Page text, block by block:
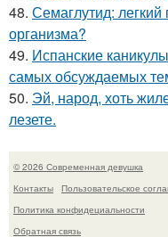
48. Семаглутид:
организма?
49. Испанские
самых обсуждаемых
50. Эй, народ, хоть
лезете.
© 2026 Современная девушка
Контакты
Пользовательское
Политика конфидециальности
Обратная связь